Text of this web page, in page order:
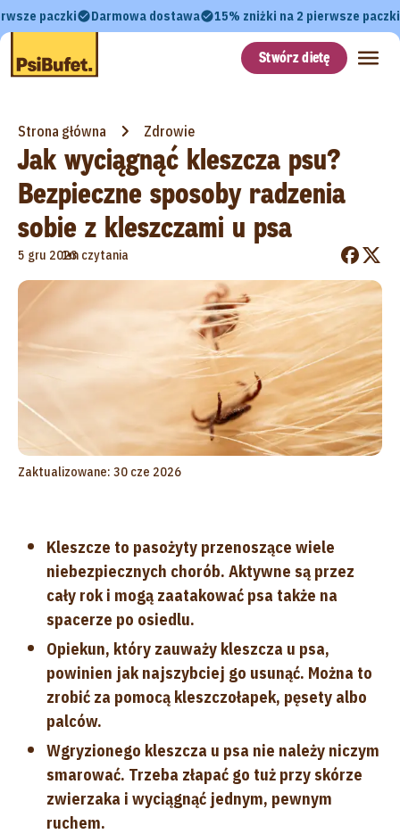
paczki Darmowa dostawa 15% zniżki na 2 pierwsze paczki
Stwórz dietę
Strona główna Zdrowie
Jak wyciągnąć kleszcza psu?
Bezpieczne sposoby radzenia
sobie z kleszczami u psa
5 gru 2023
•
1m czytania
Zaktualizowane: 30 cze 2026
Kleszcze to pasożyty przenoszące wiele
niebezpiecznych chorób. Aktywne są przez
cały rok i mogą zaatakować psa także na
spacerze po osiedlu.
Opiekun, który zauważy kleszcza u psa,
powinien jak najszybciej go usunąć. Można to
zrobić za pomocą kleszczołapek, pęsety albo
palców.
Wgryzionego kleszcza u psa nie należy niczym
smarować. Trzeba złapać go tuż przy skórze
zwierzaka i wyciągnąć jednym, pewnym
ruchem.